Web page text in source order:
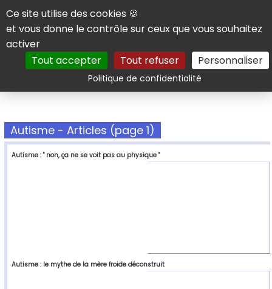
Panneau de gestion des cookies
Ce site utilise des cookies 🍪
et vous donne le contrôle sur ceux que vous souhaitez
activer
Tout accepter
Tout refuser Personnaliser
Politique de confidentialitéRechercher
Autisme - Articles (page 1)
Autisme : " non, ça ne se voit pas au physique "
Autisme : le mythe de la mère froide déconstruit